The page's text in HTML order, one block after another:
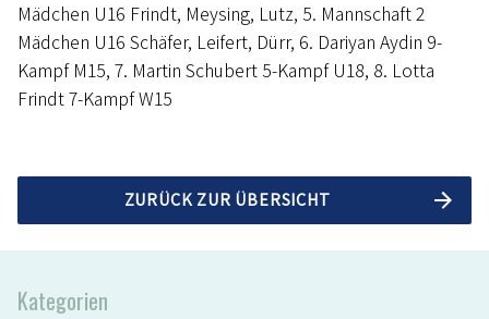
Mädchen U16 Frindt, Meysing, Lutz, 5. Mannschaft 2
Mädchen U16 Schäfer, Leifert, Dürr, 6. Dariyan Aydin 9-
Kampf M15, 7. Martin Schubert 5-Kampf U18, 8. Lotta
Frindt 7-Kampf W15
ZURÜCK ZUR ÜBERSICHT
Kategorien